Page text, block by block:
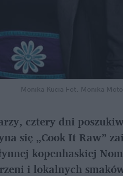
Monika Kucia Fot. Monika
cztery dni
się „Cook It Raw”
kopenhaskiej
i lokalnych